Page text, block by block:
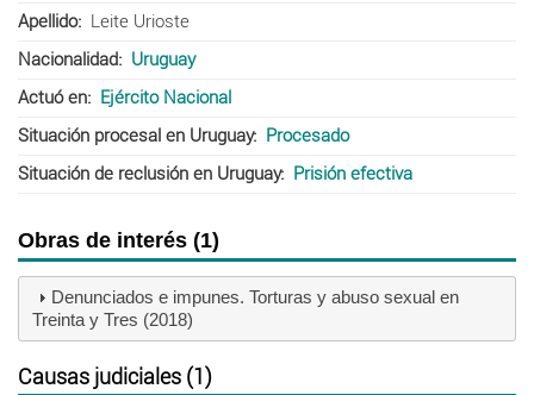
Apellido
Leite Urioste
Nacionalidad
Uruguay
Actuó en
Ejército Nacional
Situación procesal en Uruguay
Procesado
Situación de reclusión en Uruguay
Prisión efectiva
Obras de interés (1)
Denunciados e impunes. Torturas y abuso sexual en
Treinta y Tres (2018)
Causas judiciales (1)